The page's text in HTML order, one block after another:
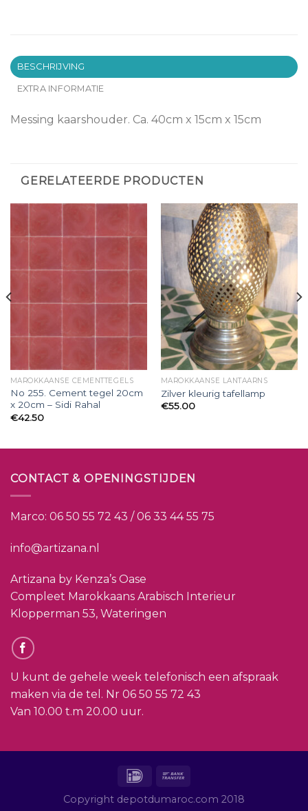
BESCHRIJVING
EXTRA INFORMATIE
Messing kaarshouder. Ca. 40cm x 15cm x 15cm
GERELATEERDE PRODUCTEN
MAROKKAANSE CEMENTTEGELS
No 255. Cement tegel 20cm
x 20cm – Sidi Rahal
€42.50
MAROKKAANSE LANTAARNS
Zilver kleurig tafellamp
€55.00
CONTACT & OPENINGSTIJDEN
Marco: 06 50 55 72 43 / 06 33 44 55 75
info@artizana.nl
Artizana by Kenza’s Oase
Compleet Marokkaans Arabisch Interieur
Klopperman 53, Wateringen
U kunt de gehele week telefonisch een afspraak
maken via de tel. Nr 06 50 55 72 43
Van 10.00 t.m 20.00 uur.
Copyright depotdumaroc.com 2018